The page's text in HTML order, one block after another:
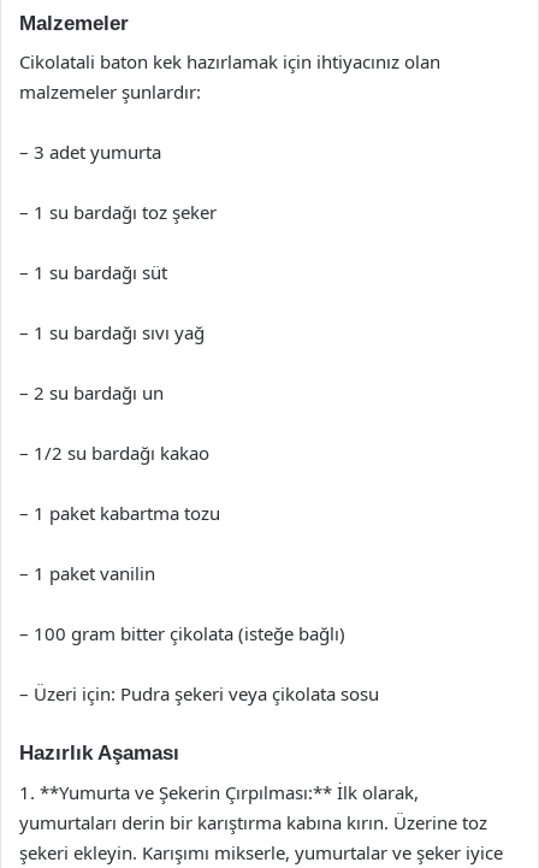
Malzemeler
Cikolatali baton kek hazırlamak için ihtiyacınız olan
malzemeler şunlardır:
– 3 adet yumurta
– 1 su bardağı toz şeker
– 1 su bardağı süt
– 1 su bardağı sıvı yağ
– 2 su bardağı un
– 1/2 su bardağı kakao
– 1 paket kabartma tozu
– 1 paket vanilin
– 100 gram bitter çikolata (isteğe bağlı)
– Üzeri için: Pudra şekeri veya çikolata sosu
Hazırlık Aşaması
1. **Yumurta ve Şekerin Çırpılması:** İlk olarak,
yumurtaları derin bir karıştırma kabına kırın. Üzerine toz
şekeri ekleyin. Karışımı mikserle, yumurtalar ve şeker iyice